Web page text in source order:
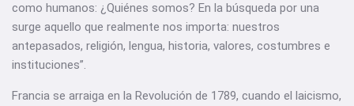
como humanos: ¿Quiénes somos? En la búsqueda por una
surge aquello que realmente nos importa: nuestros
antepasados, religión, lengua, historia, valores, costumbres e
instituciones”.
Francia se arraiga en la Revolución de 1789, cuando el laicismo,